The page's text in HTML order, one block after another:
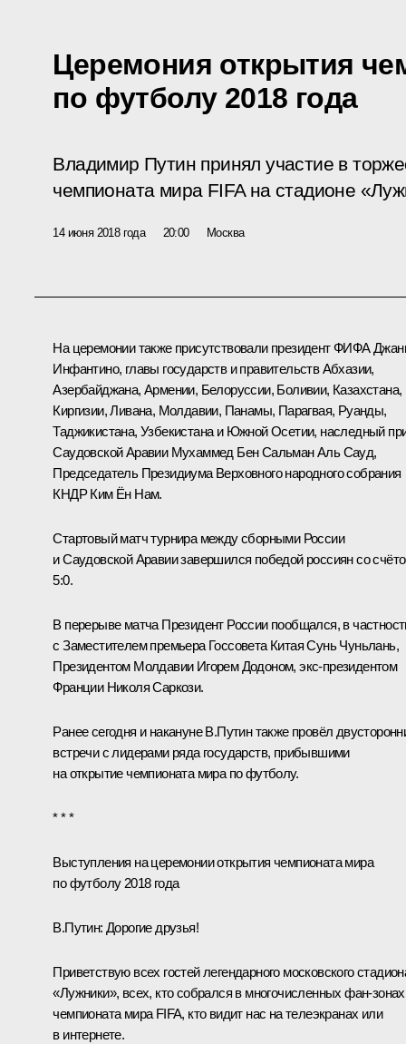
Церемония открытия
по футболу 2018 года
Владимир Путин принял участие в
чемпионата мира FIFA на стадионе
14 июня 2018 года 20:00 Москва
На церемонии также присутствовали президент ФИФА
Инфантино, главы государств и правительств Абхазии,
Азербайджана, Армении, Белоруссии, Боливии, Казахстана,
Киргизии, Ливана, Молдавии, Панамы, Парагвая, Руанды,
Таджикистана, Узбекистана и Южной Осетии, наследный
Саудовской Аравии Мухаммед Бен Сальман Аль Сауд,
Председатель Президиума Верховного народного собрания
КНДР Ким Ён Нам.
Стартовый матч турнира между сборными России
и Саудовской Аравии завершился победой россиян со
5:0.
В перерыве матча Президент России пообщался, в
с Заместителем премьера Госсовета Китая Сунь Чуньлань,
Президентом Молдавии Игорем Додоном, экс-президентом
Франции Николя Саркози.
Ранее сегодня и накануне В.Путин также провёл
встречи с лидерами ряда государств, прибывшими
на открытие чемпионата мира по футболу.
* * *
Выступления на церемонии открытия чемпионата мира
по футболу 2018 года
В.Путин: Дорогие друзья!
Приветствую всех гостей легендарного московского
«Лужники», всех, кто собрался в многочисленных фан-зонах
чемпионата мира FIFA, кто видит нас на телеэкранах или
в интернете.